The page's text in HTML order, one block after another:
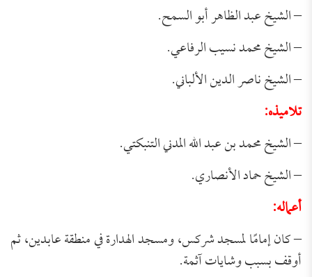
– الشيخ عبد الظاهر أبو السمح.
– الشيخ محمد نسيب الرفاعي.
– الشيخ ناصر الدين الألباني.
تلاميذه:
– الشيخ محمد بن عبد الله المدني التنبكتي.
– الشيخ حماد الأنصاري.
أعماله:
– كان إمامًا لمسجد شركس، ومسجد الهدارة في منطقة عابدين، ثم
أوقف بسبب وشايات آثمة.